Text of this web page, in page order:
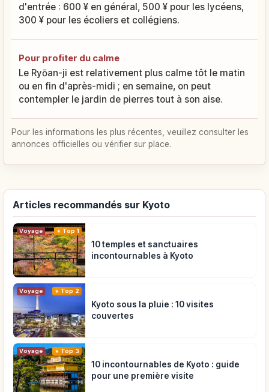
d'entrée : 600 ¥ en général, 500 ¥ pour les lycéens,
300 ¥ pour les écoliers et collégiens.
Pour profiter du calme
Le Ryōan-ji est relativement plus calme tôt le matin
ou en fin d'après-midi ; en semaine, on peut
contempler le jardin de pierres tout à son aise.
Pour les informations les plus récentes, veuillez consulter les
annonces officielles ou vérifier sur place.
Articles recommandés sur Kyoto
Voyage Top 1
10 temples et sanctuaires
incontournables à Kyoto
Voyage Top 2
Kyoto sous la pluie : 10 visites
couvertes
Voyage Top 3
10 incontournables de Kyoto : guide
pour une première visite